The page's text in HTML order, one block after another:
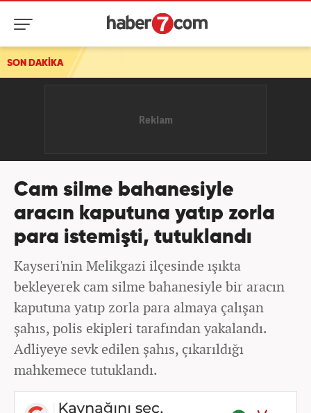
SON DAKİKA
Cam silme bahanesiyle
aracın kaputuna yatıp zorla
para istemişti, tutuklandı
Kayseri'nin Melikgazi ilçesinde ışıkta
bekleyerek cam silme bahanesiyle bir aracın
kaputuna yatıp zorla para almaya çalışan
şahıs, polis ekipleri tarafından yakalandı.
Adliyeye sevk edilen şahıs, çıkarıldığı
mahkemece tutuklandı.